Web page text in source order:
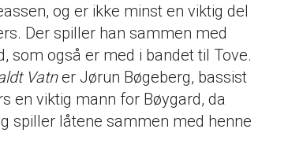
og er ikke minst en viktig del
Der spiller han sammen med
som også er med i bandet til Tove.
Vatner Jørun Bøgeberg, bassist
en viktig mann for Bøygard, da
spiller låtene sammen med henne